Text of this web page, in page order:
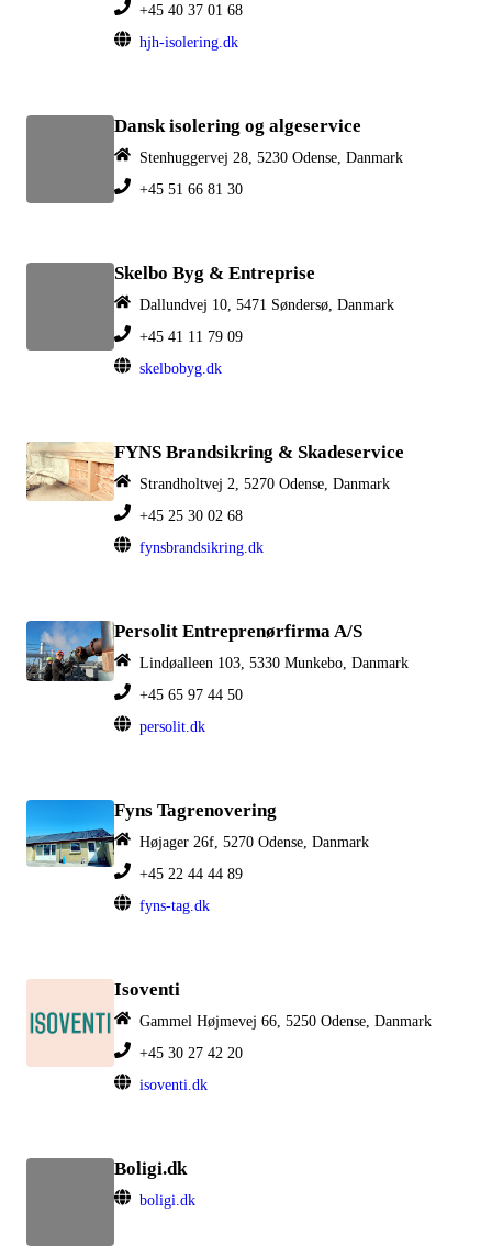
+45 40 37 01 68
hjh-isolering.dk
Dansk isolering og algeservice
Stenhuggervej 28, 5230 Odense, Danmark
+45 51 66 81 30
Skelbo Byg & Entreprise
Dallundvej 10, 5471 Søndersø, Danmark
+45 41 11 79 09
skelbobyg.dk
FYNS Brandsikring & Skadeservice
Strandholtvej 2, 5270 Odense, Danmark
+45 25 30 02 68
fynsbrandsikring.dk
Persolit Entreprenørfirma A/S
Lindøalleen 103, 5330 Munkebo, Danmark
+45 65 97 44 50
persolit.dk
Fyns Tagrenovering
Højager 26f, 5270 Odense, Danmark
+45 22 44 44 89
fyns-tag.dk
Isoventi
Gammel Højmevej 66, 5250 Odense, Danmark
+45 30 27 42 20
isoventi.dk
Boligi.dk
boligi.dk